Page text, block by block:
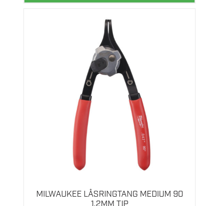
MILWAUKEE LÅSRINGTANG MEDIUM 90